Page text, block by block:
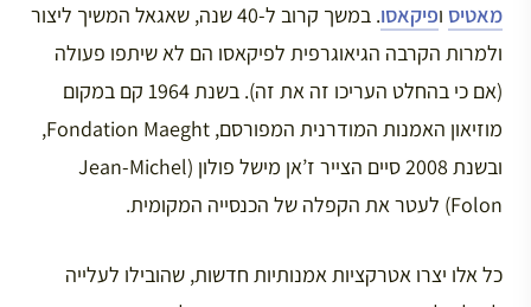
מאטיס ופיקאסו
. במשך קרוב ל-40 שנה, שאגאל המשיך ליצור
ולמרות הקרבה הגיאוגרפית לפיקאסו הם לא שיתפו פעולה
(אם כי בהחלט העריכו זה את זה). בשנת 1964 קם במקום
מוזיאון האמנות המודרנית המפורסם, Fondation Maeght,
ובשנת 2008 סיים הצייר ז’אן מישל פולון (Jean-Michel
Folon) לעטר את הקפלה של הכנסייה המקומית.
כל אלו יצרו אטרקציות אמנותיות חדשות, שהובילו לעלייה